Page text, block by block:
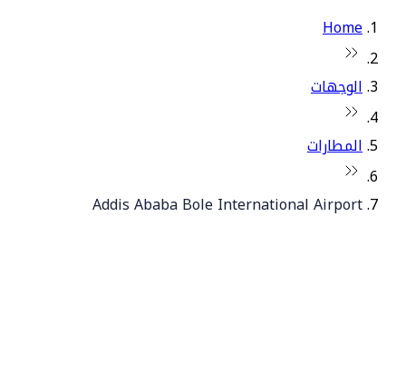
Home
الوجهات
المطارات
Addis Ababa Bole International Airport